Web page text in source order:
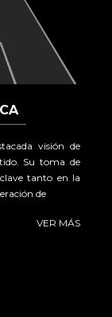
visión de
Su toma de
tanto en la
de
VER MÁS